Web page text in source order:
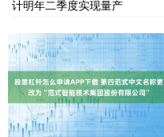
计明年二季度实现量产